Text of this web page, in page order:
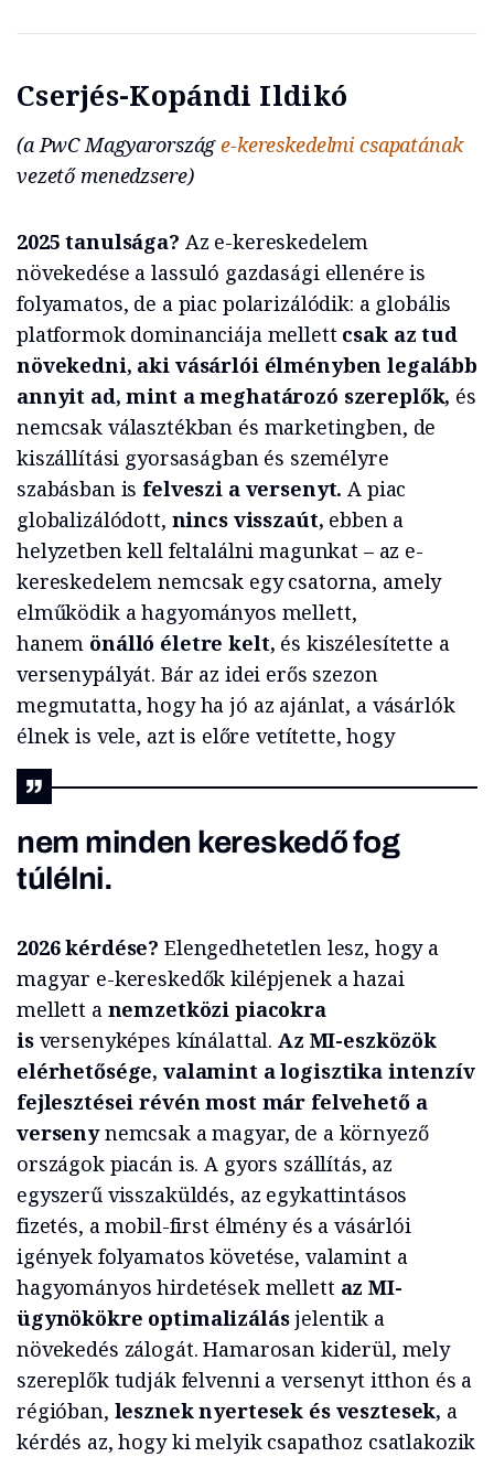
Cserjés-Kopándi Ildikó
(a PwC Magyarországe-kereskedelmi csapatának
vezető menedzsere)
2025 tanulsága? Az e-kereskedelem
növekedése a lassuló gazdasági ellenére is
folyamatos, de a piac polarizálódik: a globális
platformok dominanciája mellett csak az tud
növekedni, aki vásárlói élményben legalább
annyit ad, mint a meghatározó szereplők, és
nemcsak választékban és marketingben, de
kiszállítási gyorsaságban és személyre
szabásban is felveszi a versenyt. A piac
globalizálódott, nincs visszaút, ebben a
helyzetben kell feltalálni magunkat – az e-
kereskedelem nemcsak egy csatorna, amely
elműködik a hagyományos mellett,
hanem önálló életre kelt, és kiszélesítette a
versenypályát. Bár az idei erős szezon
megmutatta, hogy ha jó az ajánlat, a vásárlók
élnek is vele, azt is előre vetítette, hogy
nem minden kereskedő fog
túlélni.
2026 kérdése? Elengedhetetlen lesz, hogy a
magyar e-kereskedők kilépjenek a hazai
mellett a nemzetközi piacokra
isversenyképes kínálattal. Az MI-eszközök
elérhetősége, valamint a logisztika intenzív
fejlesztései révén most már felvehető a
versenynemcsak a magyar, de a környező
országok piacán is. A gyors szállítás, az
egyszerű visszaküldés, az egykattintásos
fizetés, a mobil-first élmény és a vásárlói
igények folyamatos követése, valamint a
hagyományos hirdetések mellett az MI-
ügynökökre optimalizálásjelentik a
növekedés zálogát. Hamarosan kiderül, mely
szereplők tudják felvenni a versenyt itthon és a
régióban, lesznek nyertesek és vesztesek, a
kérdés az, hogy ki melyik csapathoz csatlakozik